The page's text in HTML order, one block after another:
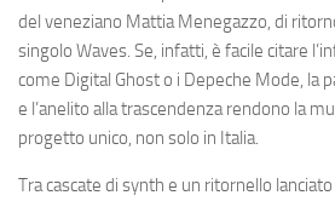
del veneziano Mattia Menegazzo, di
singolo Waves. Se, infatti, è facile citare
come Digital Ghosto i Depeche Mode, la
e l’anelito alla trascendenza rendono la
progetto unico, non solo in Italia.
Tra cascate di synth e un ritornello